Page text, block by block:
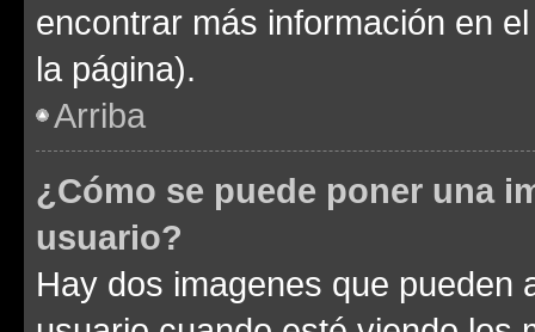
encontrar más información en
la página).
Arriba
¿Cómo se puede poner una
usuario?
Hay dos imagenes que pueden